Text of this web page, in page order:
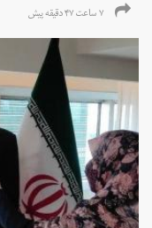
۷ ساعت ۴۷ دقیقه پیش